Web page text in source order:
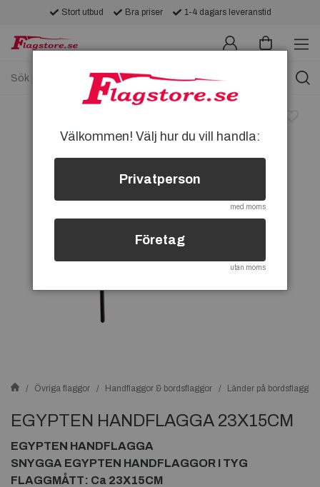
Stort utbud Bra priser 1-4 dagars leveranstid
Övriga flaggor Handflaggor & bordsflaggor Länder på
EGYPTEN HANDFLAGGA 23X15CM
EGYPTEN HANDFLAGGA
SNYGGA EGYPTEN HANDFLAGGOR I TYG
FLAGGMÅTT: Ca 23X15CM
Välkommen! Välj hur du vill handla:
Privatperson
med moms
Företag
utan moms